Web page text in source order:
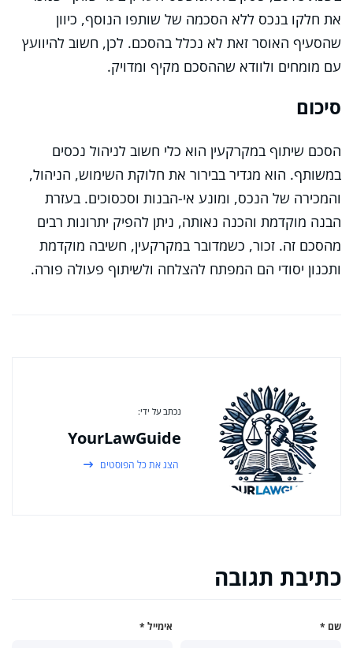
את חלקו בנכס ללא הסכמה של שותפו הנוסף, כיוון
שהסעיף האוסר זאת לא נכלל בהסכם. לכן, חשוב להיוועץ
עם מומחים ולוודא שההסכם מקיף ומדויק.
סיכום
הסכם שיתוף במקרקעין הוא כלי חשוב לניהול נכסים
במשותף. הוא מגדיר בבירור את חלוקת השימוש, הניהול,
והמכירה של הנכס, ומונע אי-הבנות וסכסוכים. בעזרת
הבנה מוקדמת והכנה נאותה, ניתן להפיק יתרונות רבים
מהסכם זה. זכור, כשמדובר במקרקעין, חשיבה מוקדמת
ותכנון יסודי הם המפתח להצלחה ולשיתוף פעולה פורה.
נכתב על ידי:
YourLawGuide
הצג את כל הפוסטים
כתיבת תגובה
שם * אימייל *